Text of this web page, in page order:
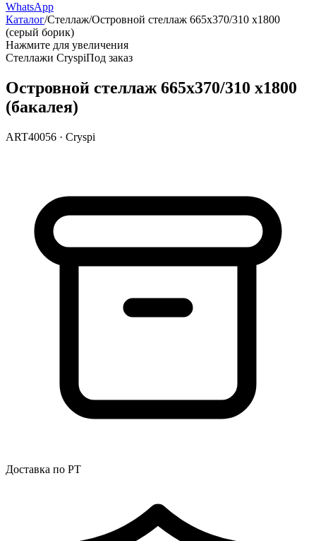
WhatsApp
Каталог/Стеллаж/Островной стеллаж 665х370/310 х1800
(серый борик)
Нажмите для увеличения
Стеллажи CryspiПод заказ
Островной стеллаж 665х370/310 х1800
(бакалея)
ART40056 · Cryspi
Доставка по РТ